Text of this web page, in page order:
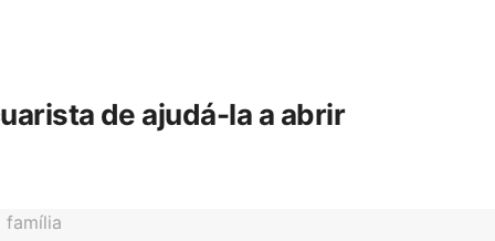
de ajudá-la a abrir